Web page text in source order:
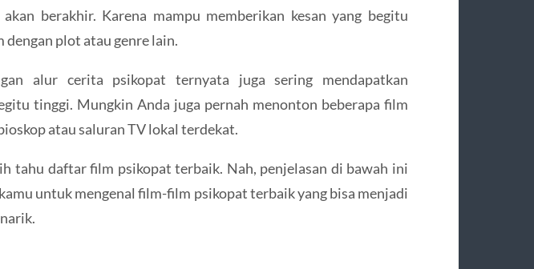
berakhir. Karena mampu memberikan kesan yang begitu
dengan plot atau genre lain.
alur cerita psikopat ternyata juga sering mendapatkan
tinggi. Mungkin Anda juga pernah menonton beberapa film
atau saluran TV lokal terdekat.
tahu daftar film psikopat terbaik. Nah, penjelasan di bawah ini
untuk mengenal film-film psikopat terbaik yang bisa menjadi